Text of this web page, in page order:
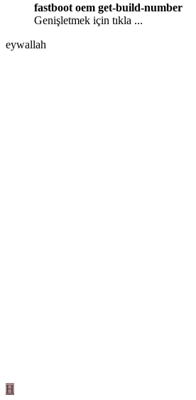
fastboot oem get-build-number
Genişletmek için tıkla ...
eywallah
H